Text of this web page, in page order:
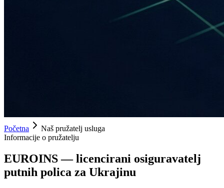
Početna
Naš pružatelj usluga
Informacije o pružatelju
EUROINS — licencirani osiguravatelj
putnih polica za Ukrajinu